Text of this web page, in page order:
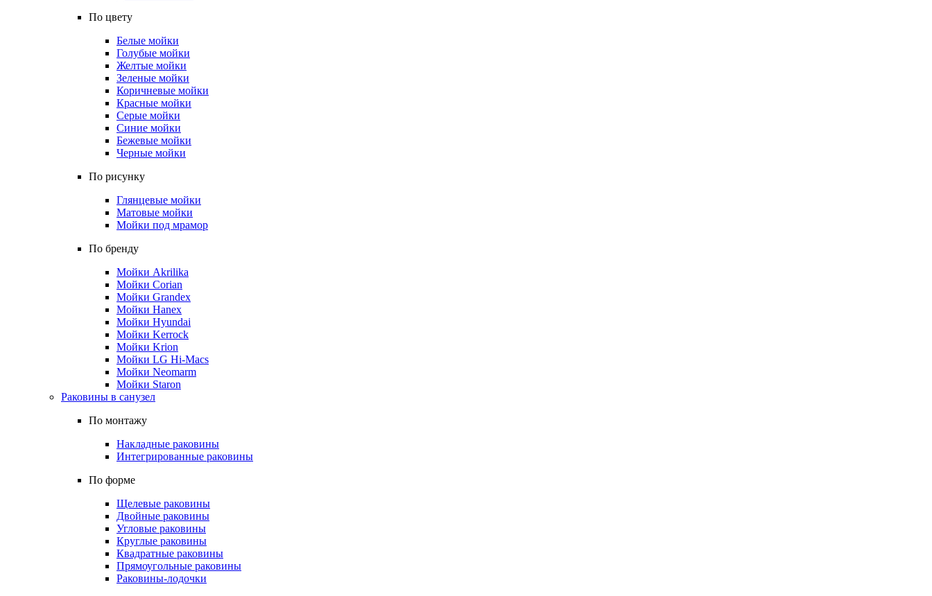
По цвету
Белые мойки
Голубые мойки
Желтые мойки
Зеленые мойки
Коричневые мойки
Красные мойки
Серые мойки
Синие мойки
Бежевые мойки
Черные мойки
По рисунку
Глянцевые мойки
Матовые мойки
Мойки под мрамор
По бренду
Мойки Akrilika
Мойки Corian
Мойки Grandex
Мойки Hanex
Мойки Hyundai
Мойки Kerrock
Мойки Krion
Мойки LG Hi-Macs
Мойки Neomarm
Мойки Staron
Раковины в санузел
По монтажу
Накладные раковины
Интегрированные раковины
По форме
Щелевые раковины
Двойные раковины
Угловые раковины
Круглые раковины
Квадратные раковины
Прямоугольные раковины
Раковины-лодочки